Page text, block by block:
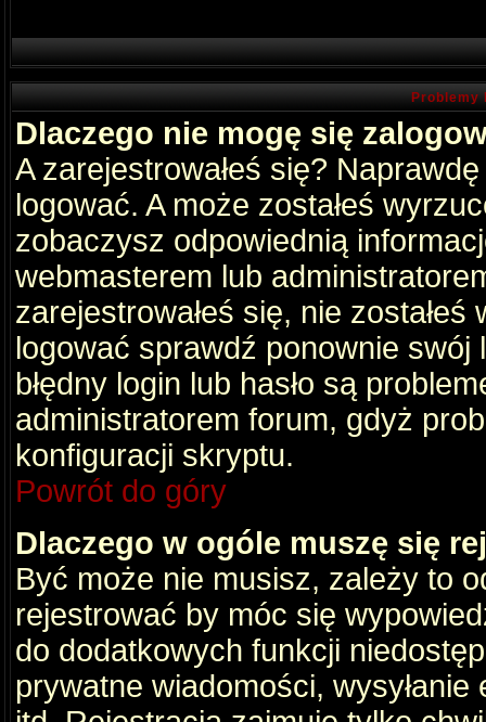
Problemy
Dlaczego nie mogę się
A zarejestrowałeś się?
logować. A może zostałeś
zobaczysz odpowiednią
webmasterem lub
zarejestrowałeś się, nie
logować sprawdź ponownie swój
błędny login lub hasło są
administratorem forum, gdyż
konfiguracji skryptu.
Powrót do góry
Dlaczego w ogóle muszę się
Być może nie musisz, zależy to
rejestrować by móc się
do dodatkowych funkcji
prywatne wiadomości,